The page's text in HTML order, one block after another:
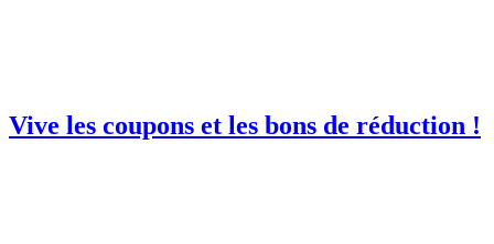
Vive les coupons et les bons de réduction !